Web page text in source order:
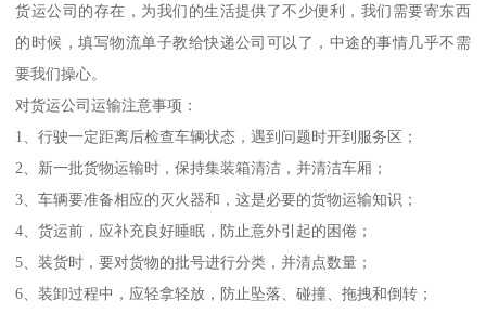
货运公司的存在，为我们的生活提供了不少便利，我们需要寄东西
的时候，填写物流单子教给快递公司可以了，中途的事情几乎不需
要我们操心。
对货运公司运输注意事项：
1、行驶一定距离后检查车辆状态，遇到问题时开到服务区；
2、新一批货物运输时，保持集装箱清洁，并清洁车厢；
3、车辆要准备相应的灭火器和，这是必要的货物运输知识；
4、货运前，应补充良好睡眠，防止意外引起的困倦；
5、装货时，要对货物的批号进行分类，并清点数量；
6、装卸过程中，应轻拿轻放，防止坠落、碰撞、拖拽和倒转；